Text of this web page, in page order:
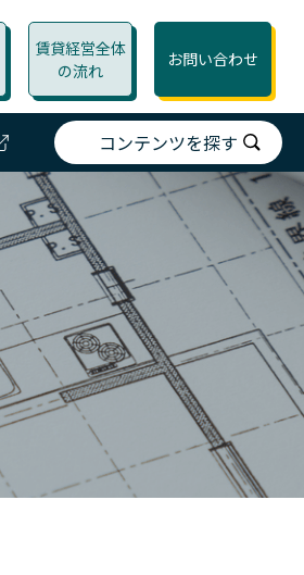
賃貸経営全体
の流れ
お問い合わせ
コンテンツを探す